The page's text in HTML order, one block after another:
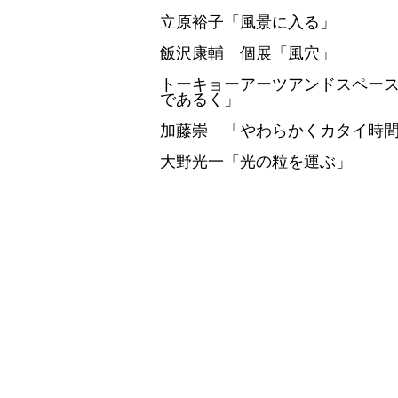
立原裕子「風景に入る」
飯沢康輔 個展「風穴」
トーキョーアーツアンドスペー
であるく」
加藤崇 「やわらかくカタイ時
大野光一「光の粒を運ぶ」